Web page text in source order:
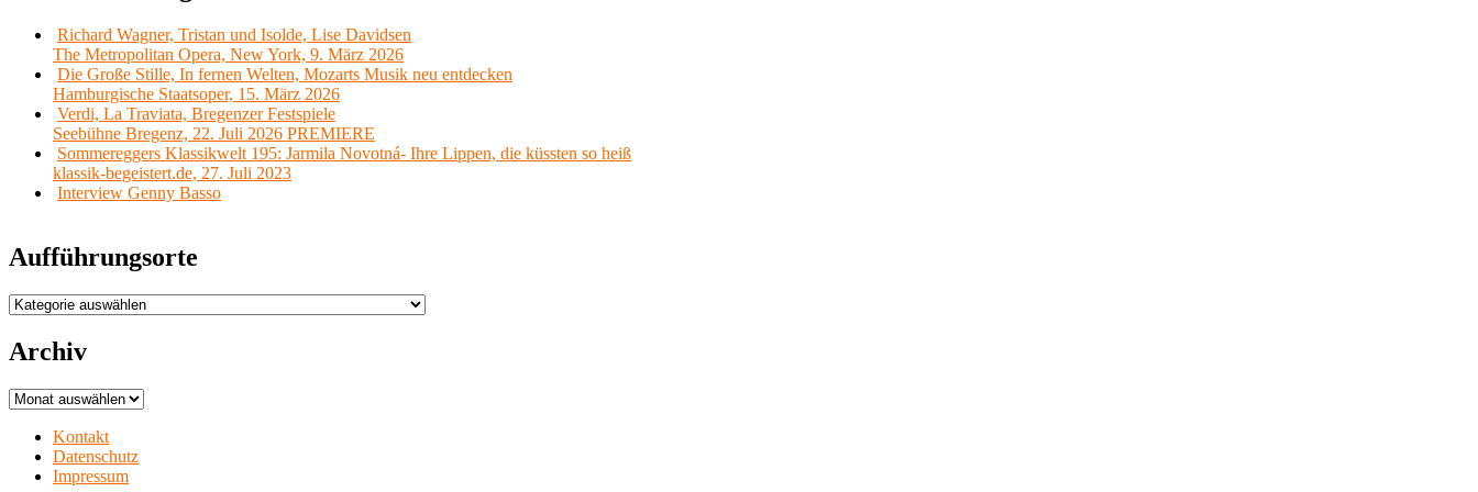
Richard Wagner, Tristan und Isolde, Lise Davidsen
The Metropolitan Opera, New York, 9. März 2026
Die Große Stille, In fernen Welten, Mozarts Musik neu entdecken
Hamburgische Staatsoper, 15. März 2026
Verdi, La Traviata, Bregenzer Festspiele
Seebühne Bregenz, 22. Juli 2026 PREMIERE
Sommereggers Klassikwelt 195: Jarmila Novotná- Ihre Lippen, die küssten so heiß
klassik-begeistert.de, 27. Juli 2023
Interview Genny Basso
Aufführungsorte
Aufführungsorte
Archiv
Archiv
Kontakt
Datenschutz
Impressum